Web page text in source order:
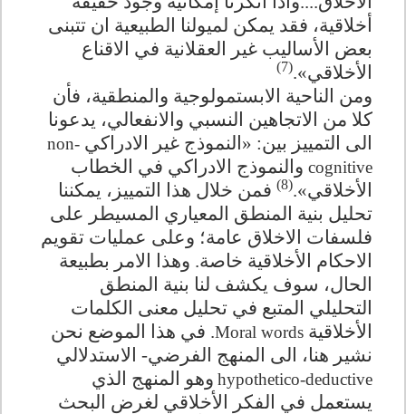
أخلاقية، فقد يمكن لميولنا الطبيعية ان تتبنى
بعض الأساليب غير العقلانية في الاقناع
الأخلاقي».(7)
ومن الناحية الابستمولوجية والمنطقية، فأن
كلا من الاتجاهين النسبي والانفعالي، يدعونا
الى التمييز بين: «النموذج غير الادراكي non-
cognitive والنموذج الادراكي في الخطاب
الأخلاقي».(8)
فمن خلال هذا التمييز، يمكننا
تحليل بنية المنطق المعياري المسيطر على
فلسفات الاخلاق عامة؛ وعلى عمليات تقويم
الاحكام الأخلاقية خاصة. وهذا الامر بطبيعة
الحال، سوف يكشف لنا بنية المنطق
التحليلي المتبع في تحليل معنى الكلمات
الأخلاقية Moral words. في هذا الموضع نحن
نشير هنا، الى المنهج الفرضي- الاستدلالي
hypothetico-deductive وهو المنهج الذي
يستعمل في الفكر الأخلاقي لغرض البحث